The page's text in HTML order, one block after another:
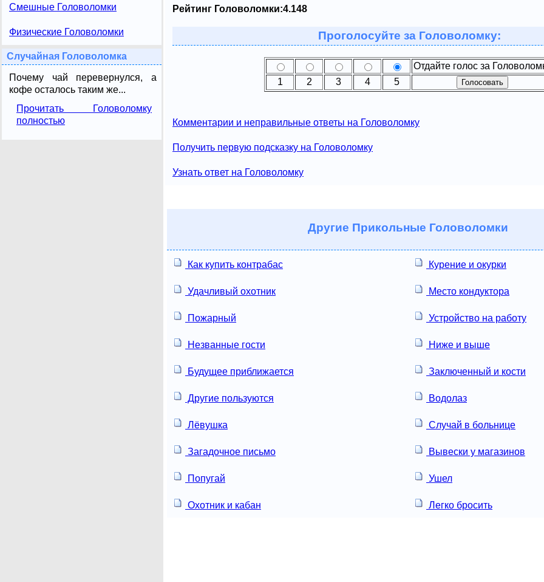
Смешные Головоломки
Физические Головоломки
Случайная Головоломка
Почему чай перевернулся, а
кофе осталось таким же...
Прочитать Головоломку
полностью
Рейтинг Головоломки:4.148
Проголосуйте за Головоломку:
Отдайте голос за
1
2 3 4 5
Комментарии и неправильные ответы на Головоломку
Получить первую подсказку на Головоломку
Узнать ответ на Головоломку
Другие Прикольные Головоломки
Как купить контрабас Курение и окурки
Удачливый охотник Место кондуктора
Пожарный Устройство на работу
Незванные гости Ниже и выше
Будущее приближается Заключенный и кости
Другие пользуются Водолаз
Лёвушка Случай в больнице
Загадочное письмо Вывески у магазинов
Попугай Ушел
Охотник и кабан Легко бросить